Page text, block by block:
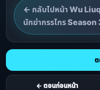
← กลับไปหน้า Wu
นักฆ่ากรรไกร Season
← ตอนก่อนหน้า
ต